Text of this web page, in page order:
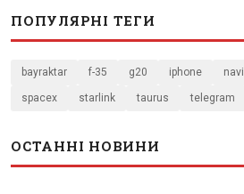
ПОПУЛЯРНІ ТЕГИ
bayraktar f-35 g20 iphone navi
spacex starlink taurus telegram
ОСТАННІ НОВИНИ